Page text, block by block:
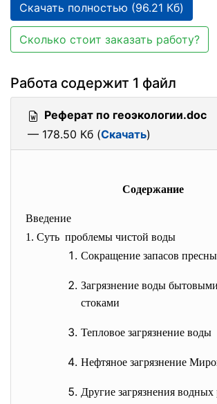
Скачать полностью (96.21 Кб)
Сколько стоит заказать работу?
Работа содержит 1 файл
Реферат по геоэкологии.doc
— 178.50 Кб (Скачать)
Содержание
Введение
1. Суть проблемы чистой воды
Сокращение запасов
Загрязнение воды
стоками
Тепловое загрязнение воды
Нефтяное загрязнение
Другие загрязнения водных